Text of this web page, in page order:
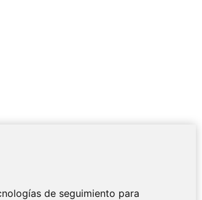
de seguimiento para